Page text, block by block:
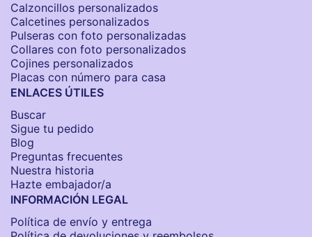
Calzoncillos personalizados​
Calcetines personalizados
Pulseras con foto personalizadas
Collares con foto personalizados
Cojines personalizados
Placas con número para casa
ENLACES ÚTILES
Buscar
Sigue tu pedido
Blog
Preguntas frecuentes
Nuestra historia
Hazte embajador/a
INFORMACIÓN LEGAL
Política de envío y entrega